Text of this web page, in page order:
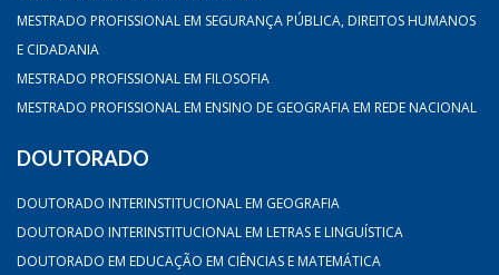
MESTRADO PROFISSIONAL EM SEGURANÇA PÚBLICA, DIREITOS HUMANOS
E CIDADANIA
MESTRADO PROFISSIONAL EM FILOSOFIA
MESTRADO PROFISSIONAL EM ENSINO DE GEOGRAFIA EM REDE NACIONAL
DOUTORADO
DOUTORADO INTERINSTITUCIONAL EM GEOGRAFIA
DOUTORADO INTERINSTITUCIONAL EM LETRAS E LINGUÍSTICA
DOUTORADO EM EDUCAÇÃO EM CIÊNCIAS E MATEMÁTICA